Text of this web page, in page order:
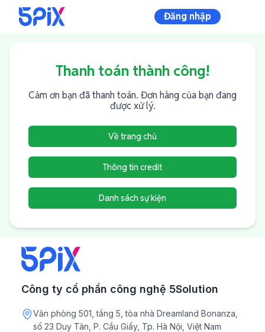
Đăng nhập
Thanh toán thành công!
Cảm ơn bạn đã thanh toán. Đơn hàng của bạn đang
được xử lý.
Về trang chủ
Thông tin credit
Danh sách sự kiện
Công ty cổ phần công nghệ 5Solution
Văn phòng 501, tầng 5, tòa nhà Dreamland Bonanza,
số 23 Duy Tân, P. Cầu Giấy, Tp. Hà Nội, Việt Nam